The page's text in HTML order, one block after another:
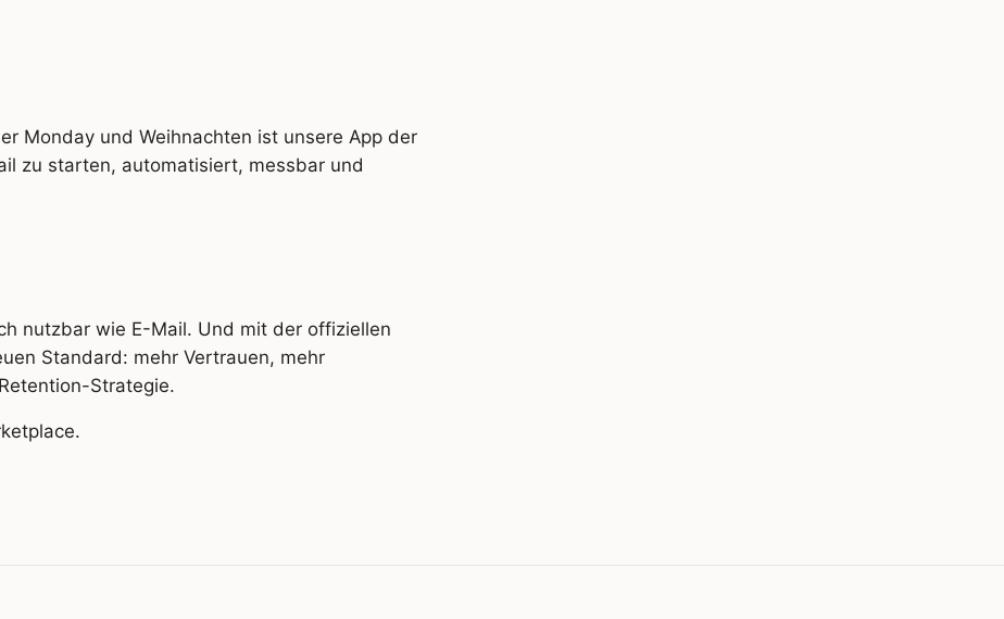
Monday und Weihnachten ist unsere App der
zu starten, automatisiert, messbar und
nutzbar wie E-Mail. Und mit der offiziellen
Standard: mehr Vertrauen, mehr
Strategie.